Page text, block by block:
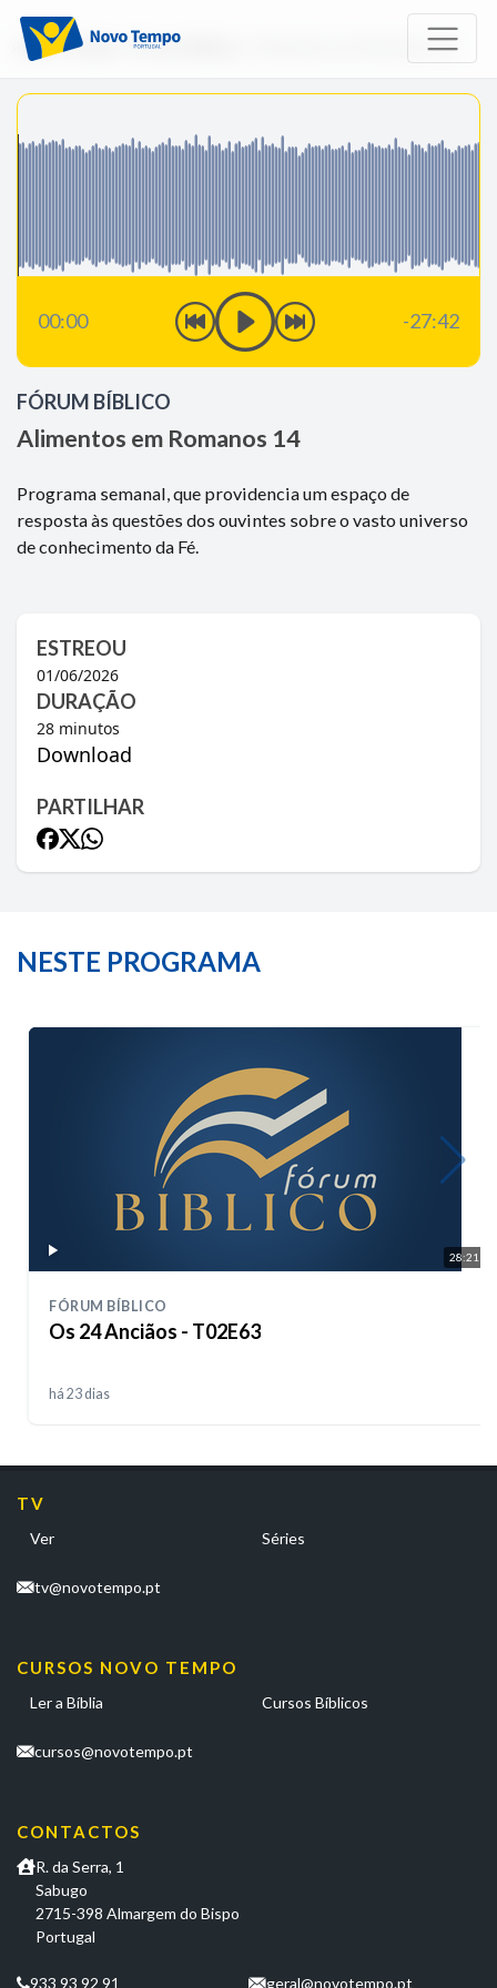
Início Rádio Fórum Bíblico Alimentos em Romanos 14
00:00 -27:42
FÓRUM BÍBLICO
Alimentos em Romanos 14
Programa semanal, que providencia um espaço de
resposta às questões dos ouvintes sobre o vasto universo
de conhecimento da Fé.
ESTREOU
01/06/2026
DURAÇÃO
28 minutos
Download
PARTILHAR
NESTE PROGRAMA
28:21
FÓRUM BÍBLICO
Os 24 Anciãos - T02E63
há 23 dias
TV
Ver Séries
tv@novotempo.pt
CURSOS NOVO TEMPO
Ler a Bíblia Cursos Bíblicos
cursos@novotempo.pt
CONTACTOS
R. da Serra, 1
Sabugo
2715-398 Almargem do Bispo
Portugal
933 93 92 91 geral@novotempo.pt